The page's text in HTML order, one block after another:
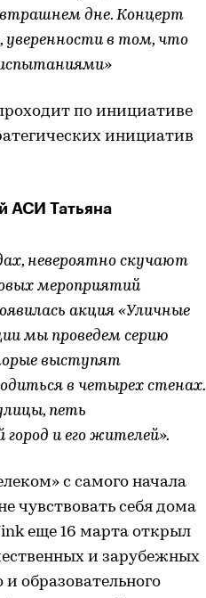
дне. Концерт
в том, что
по инициативе
инициатив
АСИ Татьяна
невероятно скучают
мероприятий
акция «Уличные
мы проведем серию
выступят
в четырех стенах.
петь
и его жителей».
с самого начала
чувствовать себя дома
еще 16 марта открыл
и зарубежных
и образовательного